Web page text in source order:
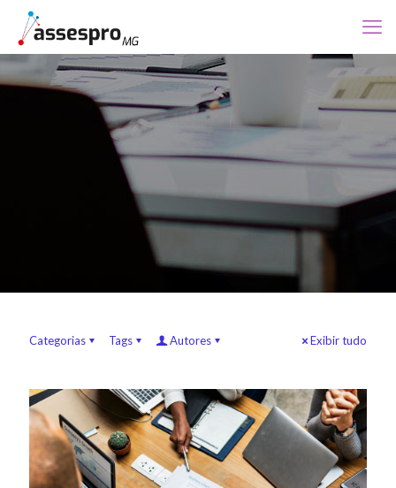
Categorias Tags Autores Exibir tudo